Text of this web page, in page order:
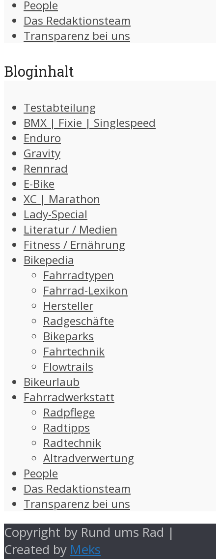
People
Das Redaktionsteam
Transparenz bei uns
Bloginhalt
Testabteilung
BMX | Fixie | Singlespeed
Enduro
Gravity
Rennrad
E-Bike
XC | Marathon
Lady-Special
Literatur / Medien
Fitness / Ernährung
Bikepedia
Fahrradtypen
Fahrrad-Lexikon
Hersteller
Radgeschäfte
Bikeparks
Fahrtechnik
Flowtrails
Bikeurlaub
Fahrradwerkstatt
Radpflege
Radtipps
Radtechnik
Altradverwertung
People
Das Redaktionsteam
Transparenz bei uns
Copyright by Rund ums Rad |
Created by Meks